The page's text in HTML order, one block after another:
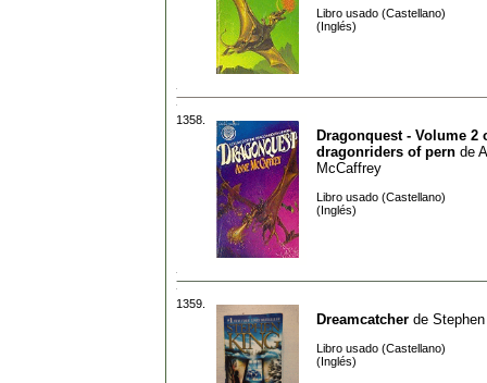
Libro usado (Castellano)
(Inglés)
1358.
Dragonquest - Volume 2
dragonriders of pern de
McCaffrey
Libro usado (Castellano)
(Inglés)
1359.
Dreamcatcher de
Libro usado (Castellano)
(Inglés)